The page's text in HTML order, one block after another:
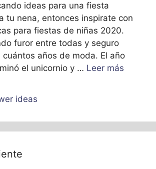
ideas para una fiesta
tu nena, entonces inspirate con
para fiestas de niñas 2020.
furor entre todas y seguro
cuántos años de moda. El año
el unicornio y … Leer más
ideas